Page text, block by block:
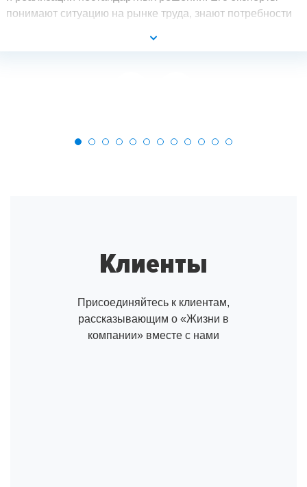
понимают ситуацию на рынке труда, знают потребности
Клиенты
Присоединяйтесь к клиентам,
рассказывающим о «Жизни в
компании» вместе с нами